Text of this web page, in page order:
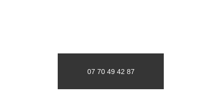
07 70 49 42 87